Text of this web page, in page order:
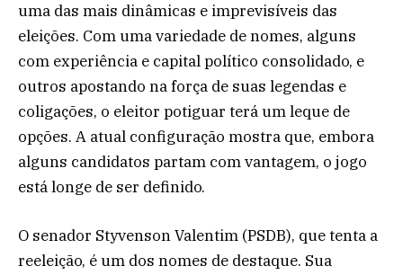
uma das mais dinâmicas e imprevisíveis das
eleições. Com uma variedade de nomes, alguns
com experiência e capital político consolidado, e
outros apostando na força de suas legendas e
coligações, o eleitor potiguar terá um leque de
opções. A atual configuração mostra que, embora
alguns candidatos partam com vantagem, o jogo
está longe de ser definido.
O senador Styvenson Valentim (PSDB), que tenta a
reeleição, é um dos nomes de destaque. Sua